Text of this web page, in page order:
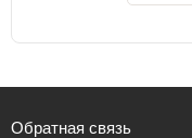
Обратная связь